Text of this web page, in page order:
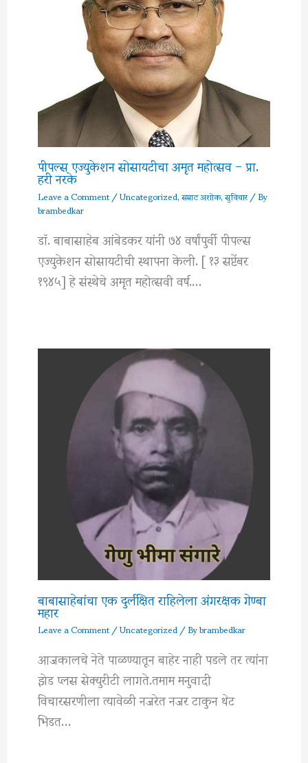
पीपल्स एज्युकेशन सोसायटीचा अमृत महोत्सव – प्रा.
हरी नरके
Leave a Comment/Uncategorized,सम्राट अशोक,सुविचार/ By
brambedkar
डॉ. बाबासाहेब आंबेडकर यांनी ७४ वर्षांपुर्वी पीपल्स
एज्युकेशन सोसायटीची स्थापना केली. [ १३ सप्टेंबर
१९४५] हे संस्थेचे अमृत महोत्सवी वर्ष.…
बाबासाहेबांचा एक दुर्लक्षित राहिलेला अंगरक्षक गेण्बा
महार
Leave a Comment/Uncategorized/ Bybrambedkar
आजकालचे नेते पाळण्यातून बाहेर नाही पडले तर त्यांना
झेड प्लस सेक्युरीटी लागते.तमाम मनुवादी
विचारसरणीला त्यावेळी नजरेत नजर टाकुन थेट
भिडत…